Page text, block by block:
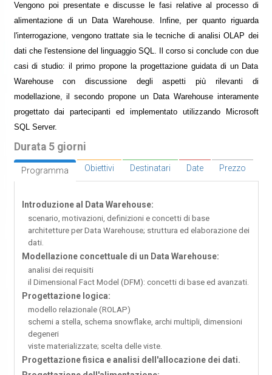
Vengono poi presentate e discusse le fasi relative al processo di
alimentazione di un Data Warehouse. Infine, per quanto riguarda
l'interrogazione, vengono trattate sia le tecniche di analisi OLAP dei
dati che l'estensione del linguaggio SQL. Il corso si conclude con due
casi di studio: il primo propone la progettazione guidata di un Data
Warehouse con discussione degli aspetti più rilevanti di
modellazione, il secondo propone un Data Warehouse interamente
progettato dai partecipanti ed implementato utilizzando Microsoft
SQL Server.
Durata 5 giorni
Programma Obiettivi Destinatari Date Prezzo
Introduzione al Data Warehouse:
scenario, motivazioni, definizioni e concetti di base
architetture per Data Warehouse; struttura ed elaborazione dei
dati.
Modellazione concettuale di un Data Warehouse:
analisi dei requisiti
il Dimensional Fact Model (DFM): concetti di base ed avanzati.
Progettazione logica:
modello relazionale (ROLAP)
schemi a stella, schema snowflake, archi multipli, dimensioni
degeneri
viste materializzate; scelta delle viste.
Progettazione fisica e analisi dell'allocazione dei dati.